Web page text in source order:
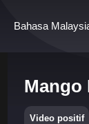
Bahasa
Mango
Video positif